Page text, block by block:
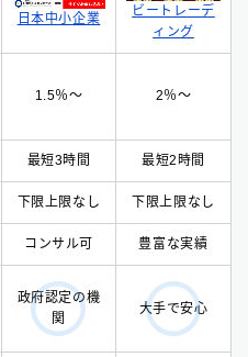
日本中小企業
ビートレーデ
ィング
1.5％〜 2％〜
最短3時間 最短2時間
下限上限なし 下限上限なし
コンサル可 豊富な実績
政府認定の機
関
大手で安心